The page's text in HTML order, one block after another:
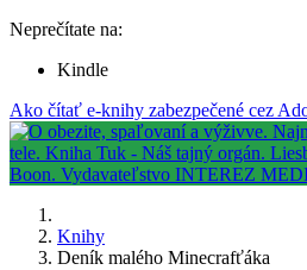
Neprečítate na:
Kindle
Ako čítať e-knihy zabezpečené cez
Knihy
Deník malého Minecrafťáka